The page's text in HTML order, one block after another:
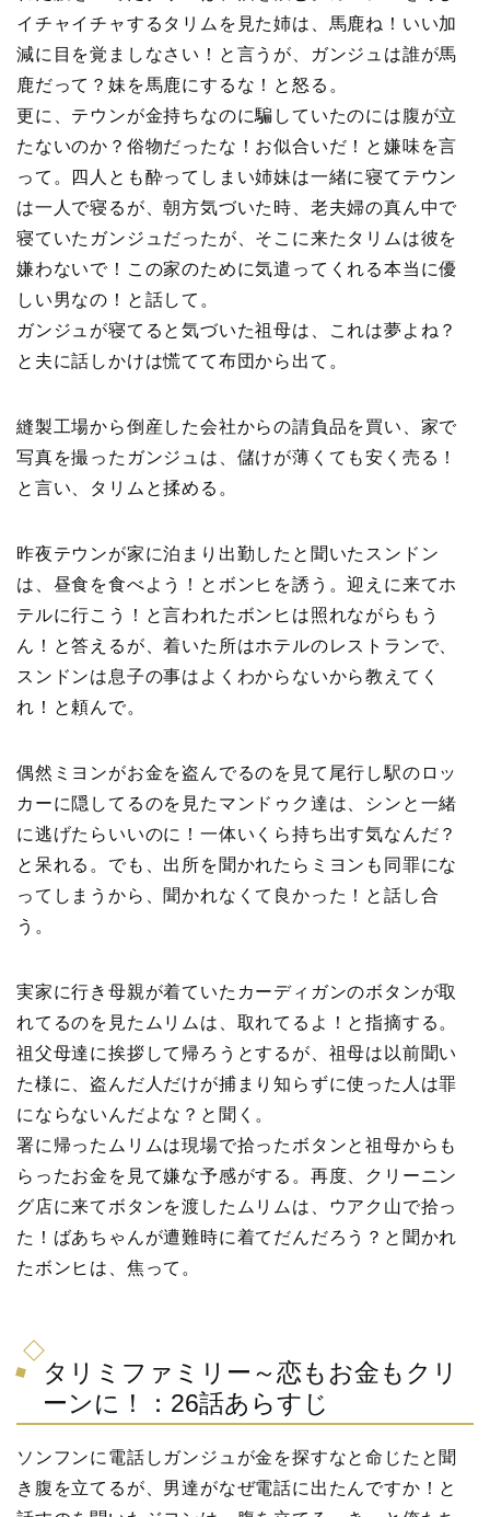
イチャイチャするタリムを見た姉は、馬鹿ね！いい加
減に目を覚ましなさい！と言うが、ガンジュは誰が馬
鹿だって？妹を馬鹿にするな！と怒る。
更に、テウンが金持ちなのに騙していたのには腹が立
たないのか？俗物だったな！お似合いだ！と嫌味を言
って。四人とも酔ってしまい姉妹は一緒に寝てテウン
は一人で寝るが、朝方気づいた時、老夫婦の真ん中で
寝ていたガンジュだったが、そこに来たタリムは彼を
嫌わないで！この家のために気遣ってくれる本当に優
しい男なの！と話して。
ガンジュが寝てると気づいた祖母は、これは夢よね？
と夫に話しかけは慌てて布団から出て。
縫製工場から倒産した会社からの請負品を買い、家で
写真を撮ったガンジュは、儲けが薄くても安く売る！
と言い、タリムと揉める。
昨夜テウンが家に泊まり出勤したと聞いたスンドン
は、昼食を食べよう！とボンヒを誘う。迎えに来てホ
テルに行こう！と言われたボンヒは照れながらもう
ん！と答えるが、着いた所はホテルのレストランで、
スンドンは息子の事はよくわからないから教えてく
れ！と頼んで。
偶然ミヨンがお金を盗んでるのを見て尾行し駅のロッ
カーに隠してるのを見たマンドゥク達は、シンと一緒
に逃げたらいいのに！一体いくら持ち出す気なんだ？
と呆れる。でも、出所を聞かれたらミヨンも同罪にな
ってしまうから、聞かれなくて良かった！と話し合
う。
実家に行き母親が着ていたカーディガンのボタンが取
れてるのを見たムリムは、取れてるよ！と指摘する。
祖父母達に挨拶して帰ろうとするが、祖母は以前聞い
た様に、盗んだ人だけが捕まり知らずに使った人は罪
にならないんだよな？と聞く。
署に帰ったムリムは現場で拾ったボタンと祖母からも
らったお金を見て嫌な予感がする。再度、クリーニン
グ店に来てボタンを渡したムリムは、ウアク山で拾っ
た！ばあちゃんが遭難時に着てだんだろう？と聞かれ
たボンヒは、焦って。
タリミファミリー～恋もお金もクリ
ーンに！：26話あらすじ
ソンフンに電話しガンジュが金を探すなと命じたと聞
き腹を立てるが、男達がなぜ電話に出たんですか！と